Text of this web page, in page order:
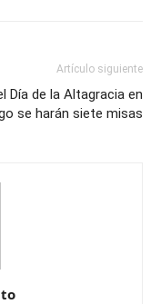
Artículo siguiente
Día de la Altagracia en
se harán siete misas